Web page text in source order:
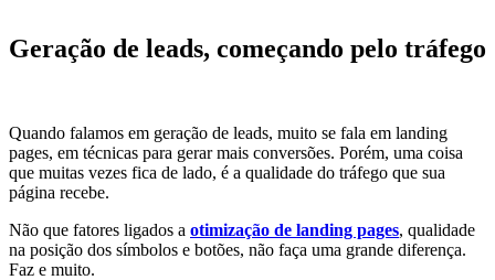
Geração de leads, começando pelo tráfego
Quando falamos em geração de leads, muito se fala em landing
pages, em técnicas para gerar mais conversões. Porém, uma coisa
que muitas vezes fica de lado, é a qualidade do tráfego que sua
página recebe.
Não que fatores ligados a otimização de landing pages, qualidade
na posição dos símbolos e botões, não faça uma grande diferença.
Faz e muito.